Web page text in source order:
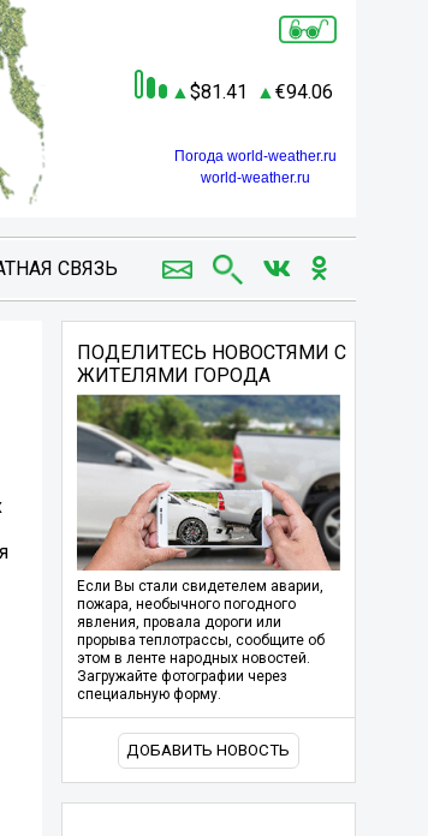
81.41 94.06
Погода world-weather.ru
world-weather.ru
СВЯЗЬ
ПОДЕЛИТЕСЬ НОВОСТЯМИ С
ЖИТЕЛЯМИ ГОРОДА
Если Вы стали свидетелем аварии,
пожара, необычного погодного
явления, провала дороги или
прорыва теплотрассы, сообщите об
этом в ленте народных новостей.
Загружайте фотографии через
специальную форму.
ДОБАВИТЬ НОВОСТЬ